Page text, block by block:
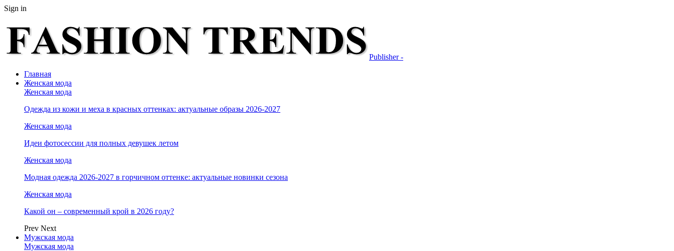
Sign in
Publisher -
Главная
Женская мода
Женская мода
Одежда из кожи и меха в красных оттенках: актуальные образы 2026-2027
Женская мода
Идеи фотосессии для полных девушек летом
Женская мода
Модная одежда 2026-2027 в горчичном оттенке: актуальные новинки сезона
Женская мода
Какой он – современный крой в 2026 году?
Prev Next
Мужская мода
Мужская мода